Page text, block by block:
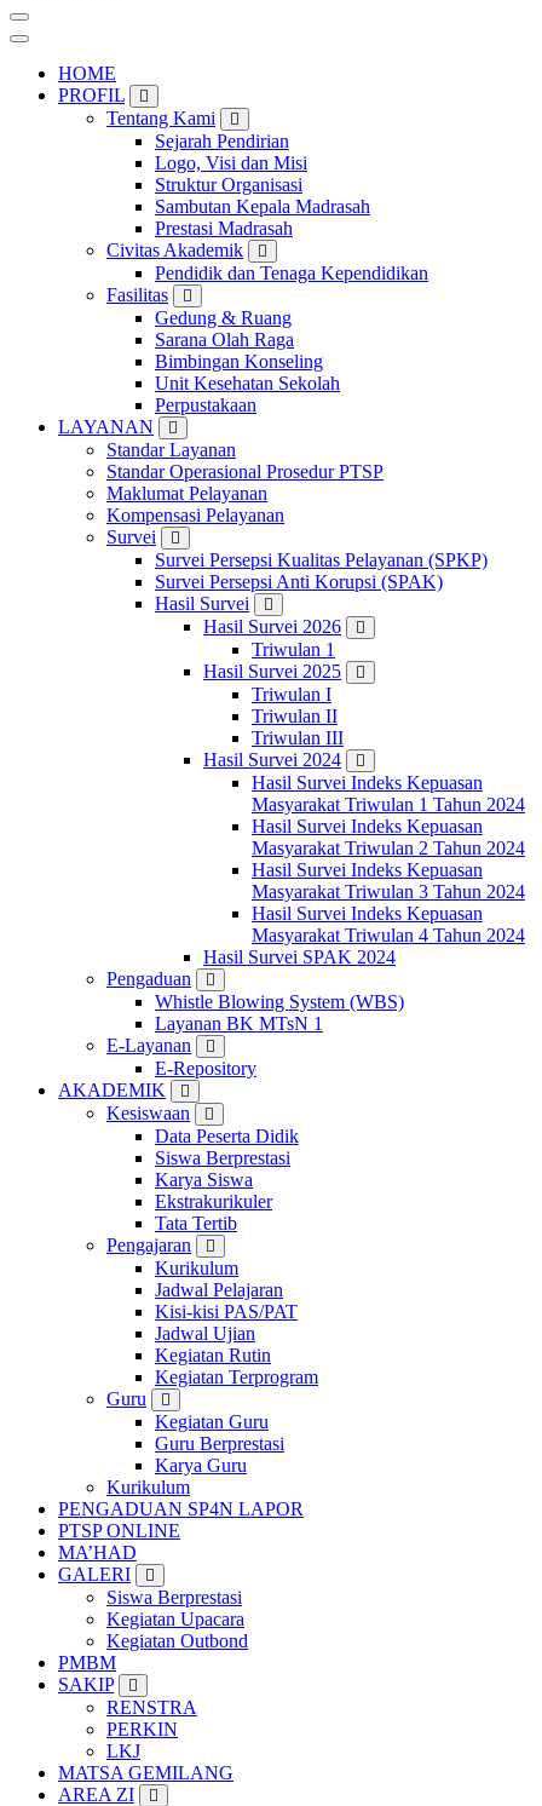
HOME
PROFIL
Tentang Kami
Sejarah Pendirian
Logo, Visi dan Misi
Struktur Organisasi
Sambutan Kepala Madrasah
Prestasi Madrasah
Civitas Akademik
Pendidik dan Tenaga Kependidikan
Fasilitas
Gedung & Ruang
Sarana Olah Raga
Bimbingan Konseling
Unit Kesehatan Sekolah
Perpustakaan
LAYANAN
Standar Layanan
Standar Operasional Prosedur PTSP
Maklumat Pelayanan
Kompensasi Pelayanan
Survei
Survei Persepsi Kualitas Pelayanan (SPKP)
Survei Persepsi Anti Korupsi (SPAK)
Hasil Survei
Hasil Survei 2026
Triwulan 1
Hasil Survei 2025
Triwulan I
Triwulan II
Triwulan III
Hasil Survei 2024
Hasil Survei Indeks Kepuasan
Masyarakat Triwulan 1 Tahun 2024
Hasil Survei Indeks Kepuasan
Masyarakat Triwulan 2 Tahun 2024
Hasil Survei Indeks Kepuasan
Masyarakat Triwulan 3 Tahun 2024
Hasil Survei Indeks Kepuasan
Masyarakat Triwulan 4 Tahun 2024
Hasil Survei SPAK 2024
Pengaduan
Whistle Blowing System (WBS)
Layanan BK MTsN 1
E-Layanan
E-Repository
AKADEMIK
Kesiswaan
Data Peserta Didik
Siswa Berprestasi
Karya Siswa
Ekstrakurikuler
Tata Tertib
Pengajaran
Kurikulum
Jadwal Pelajaran
Kisi-kisi PAS/PAT
Jadwal Ujian
Kegiatan Rutin
Kegiatan Terprogram
Guru
Kegiatan Guru
Guru Berprestasi
Karya Guru
Kurikulum
PENGADUAN SP4N LAPOR
PTSP ONLINE
MA’HAD
GALERI
Siswa Berprestasi
Kegiatan Upacara
Kegiatan Outbond
PMBM
SAKIP
RENSTRA
PERKIN
LKJ
MATSA GEMILANG
AREA ZI